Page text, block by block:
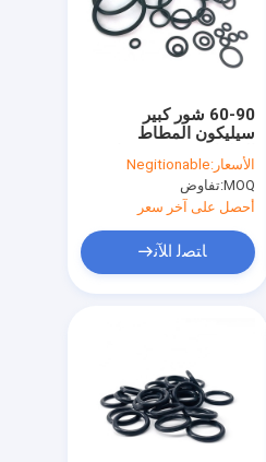
60-90 شور كبير
سيليكون المطاط
درجات الحرارة العالية
الأسعار:Negitionable
MOQ: تفاوض
أحصل على آخر سعر
ﺎﺘﺼﻟ ﺍﻶﻧ